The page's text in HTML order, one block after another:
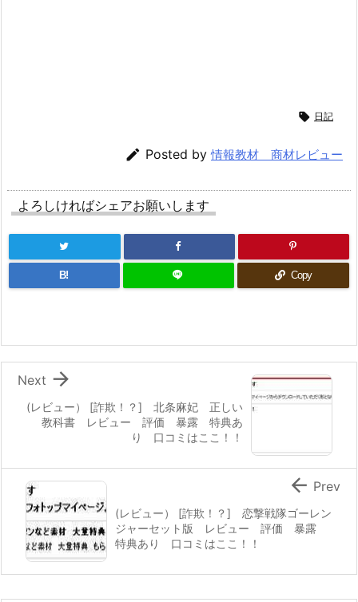
 日記
 Posted by情報教材 商材レビュー
よろしければシェアお願いします
B! Copy
(レビュー） [詐欺！？] 北条麻妃 正しい
教科書 レビュー 評価 暴露 特典あ
り 口コミはここ！！

Next
(レビュー） [詐欺！？] 恋撃戦隊ゴーレン
ジャーセット版 レビュー 評価 暴露
特典あり 口コミはここ！！
 Prev